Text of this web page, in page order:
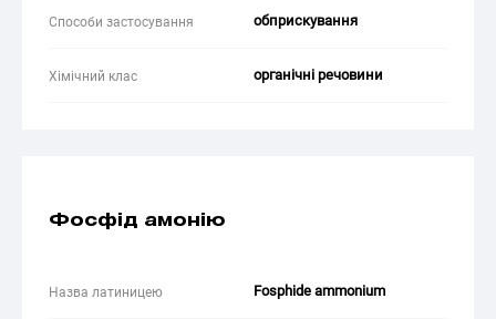
Способи застосування обприскування
Хімічний клас органічні речовини
Фосфід амонію
Назва латиницею Fosphide ammonium